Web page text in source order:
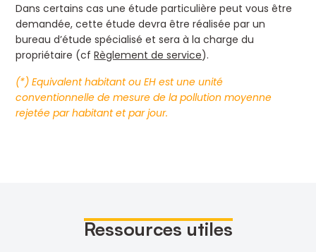
Dans certains cas une étude particulière peut vous être
demandée, cette étude devra être réalisée par un
bureau d’étude spécialisé et sera à la charge du
propriétaire (cfRèglement de service).
(*) Equivalent habitant ou EH est une unité
conventionnelle de mesure de la pollution moyenne
rejetée par habitant et par jour.
Ressources utiles